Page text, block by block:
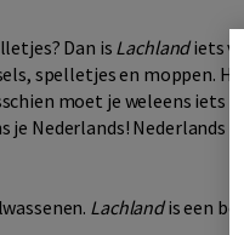
Dan isLachlandiets
spelletjes en moppen.
moet je weleens iets
je Nederlands! Nederlands
Lachlandis een